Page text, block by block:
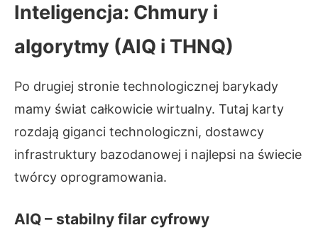
Inteligencja: Chmury i
algorytmy (AIQ i THNQ)
Po drugiej stronie technologicznej barykady
mamy świat całkowicie wirtualny. Tutaj karty
rozdają giganci technologiczni, dostawcy
infrastruktury bazodanowej i najlepsi na świecie
twórcy oprogramowania.
AIQ – stabilny filar cyfrowy